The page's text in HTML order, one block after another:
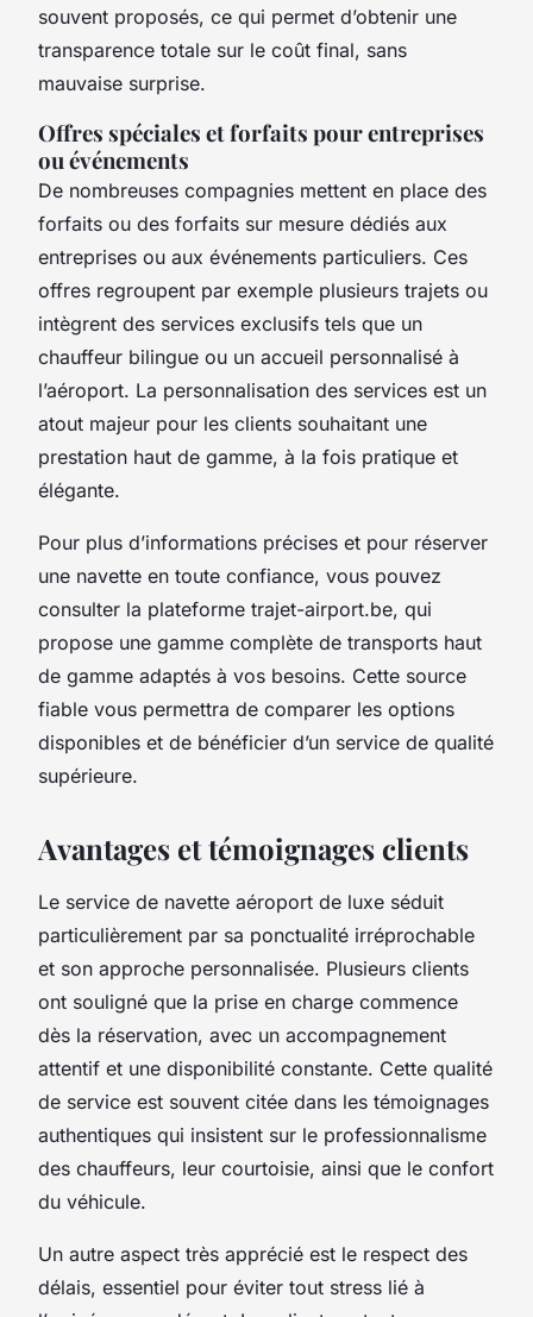
souvent proposés, ce qui permet d’obtenir une
transparence totale sur le coût final, sans
mauvaise surprise.
Offres spéciales et forfaits pour entreprises
ou événements
De nombreuses compagnies mettent en place des
forfaits ou des forfaits sur mesure dédiés aux
entreprises ou aux événements particuliers. Ces
offres regroupent par exemple plusieurs trajets ou
intègrent des services exclusifs tels que un
chauffeur bilingue ou un accueil personnalisé à
l’aéroport. La personnalisation des services est un
atout majeur pour les clients souhaitant une
prestation haut de gamme, à la fois pratique et
élégante.
Pour plus d’informations précises et pour réserver
une navette en toute confiance, vous pouvez
consulter la plateforme trajet-airport.be, qui
propose une gamme complète de transports haut
de gamme adaptés à vos besoins. Cette source
fiable vous permettra de comparer les options
disponibles et de bénéficier d’un service de qualité
supérieure.
Avantages et témoignages clients
Le service de navette aéroport de luxe séduit
particulièrement par sa ponctualité irréprochable
et son approche personnalisée. Plusieurs clients
ont souligné que la prise en charge commence
dès la réservation, avec un accompagnement
attentif et une disponibilité constante. Cette qualité
de service est souvent citée dans les témoignages
authentiques qui insistent sur le professionnalisme
des chauffeurs, leur courtoisie, ainsi que le confort
du véhicule.
Un autre aspect très apprécié est le respect des
délais, essentiel pour éviter tout stress lié à